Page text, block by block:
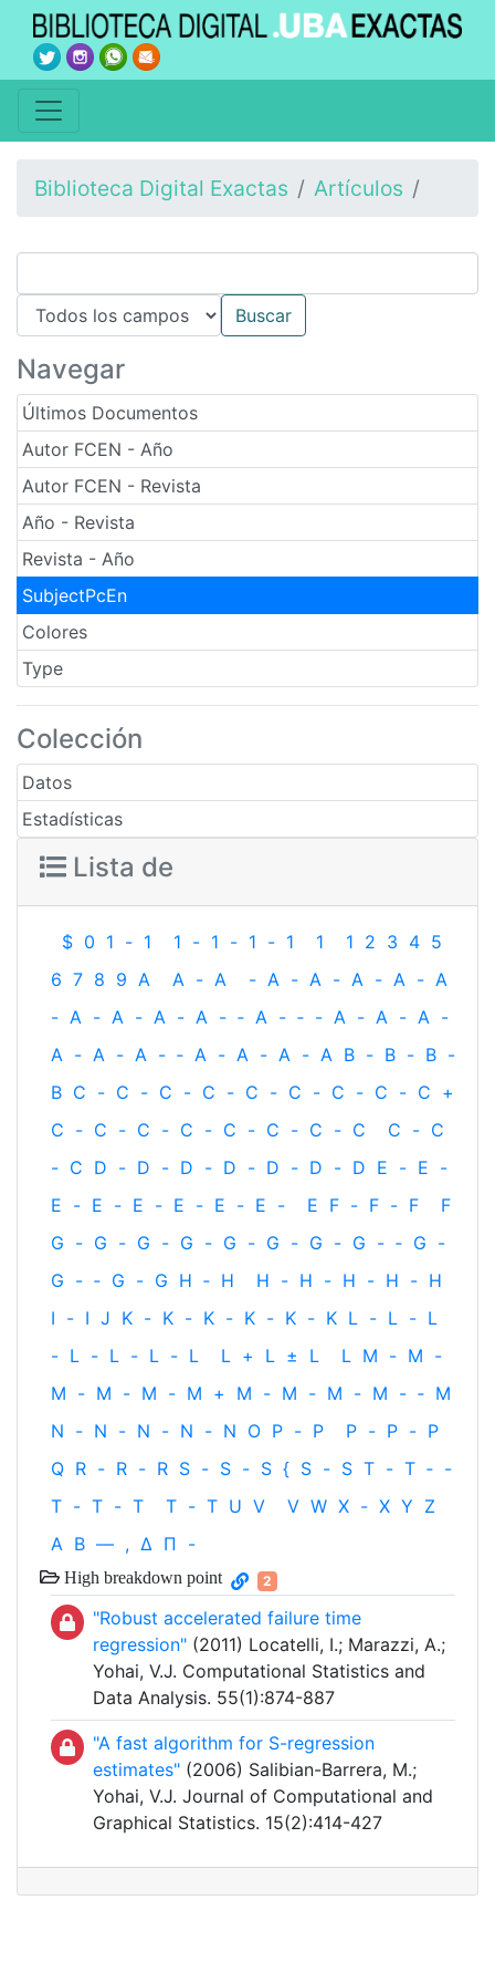
Biblioteca Digital Exactas Artículos
Navegar
Últimos Documentos
Autor FCEN - Año
Autor FCEN - Revista
Año - Revista
Revista - Año
SubjectPcEn
Colores
Type
Colección
Datos
Estadísticas
Lista de
$ 0 1 - 1 1 - 1 - 1 - 1 1 1 2 3 4 5
6 7 8 9 A A - A - A - A - A - A - A
- A - A - A - A - ‐ A - ‐ - A - A - A -
A - A - A - ‐ A - A - A - A B - B - B -
B C - C - C - C - C - C - C - C - C +
C - C - C - C - C - C - C - C C - C
- C D - D - D - D - D - D - D E - E -
E - E - E - E - E - E - E F - F - F
F
G - G - G - G - G - G - G - G - ‐ G -
G - ‐ G - G H ‐ H H - H - H - H - H
I - I J K - K - K - K - K - K L - L - L
- L - L - L - L L + L ± L L M - M -
M - M - M - M + M - M - M - M - ‐ M
N - N - N - N - N O P - P P - P - P
Q R - R - R S - S - S { S - S T - T ‐ -
T - T - T T - T U V V W X - X Y Z
Α Β — , Δ Π -
High breakdown point 2
"Robust accelerated failure time
regression" (2011) Locatelli, I.; Marazzi, A.;
Yohai, V.J. Computational Statistics and
Data Analysis. 55(1):874-887
"A fast algorithm for S-regression
estimates" (2006) Salibian-Barrera, M.;
Yohai, V.J. Journal of Computational and
Graphical Statistics. 15(2):414-427